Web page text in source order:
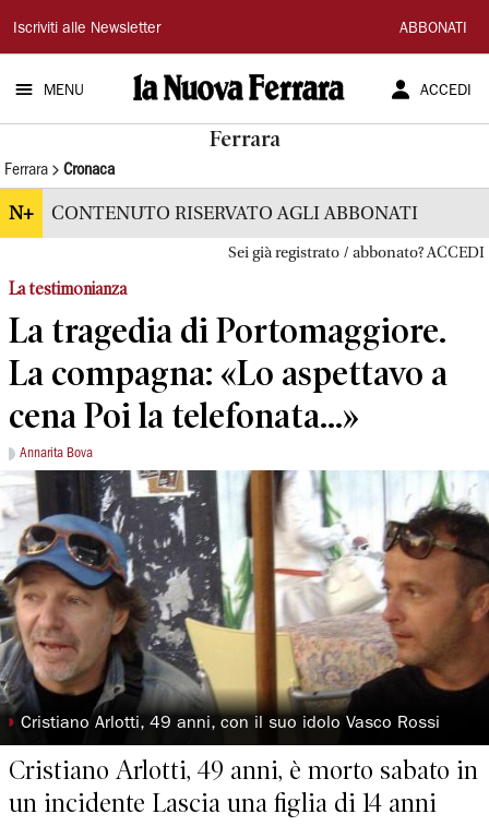
La
Nuova
Ferrara
Iscriviti alle Newsletter ABBONATI
MENU ACCEDI
Ferrara
Ferrara Cronaca
N+ CONTENUTO RISERVATO AGLI ABBONATI
Sei già registrato / abbonato? ACCEDI
La testimonianza
La tragedia di Portomaggiore.
La compagna: «Lo aspettavo a
cena Poi la telefonata...»
Annarita Bova
◗ Cristiano Arlotti, 49 anni, con il suo idolo Vasco Rossi
Cristiano Arlotti, 49 anni, è morto sabato in
un incidente Lascia una figlia di 14 anni